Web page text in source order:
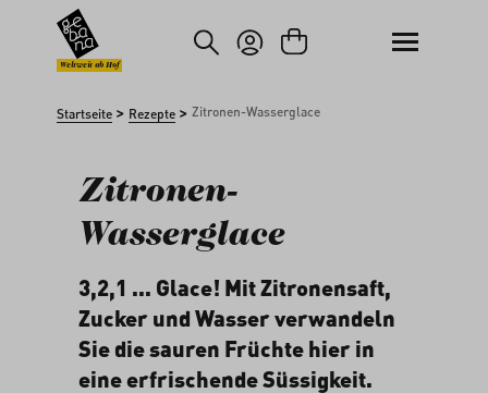
Hauptinhalt springen
Zur Suche springen
Weltweit ab Hof
Startseite > Rezepte > Zitronen-Wasserglace
Zitronen-
Wasserglace
3,2,1 ... Glace! Mit Zitronensaft,
Zucker und Wasser verwandeln
Sie die sauren Früchte hier in
eine erfrischende Süssigkeit.